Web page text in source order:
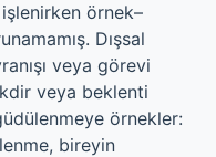
örnek–
Dışsal
veya görevi
veya beklenti
örnekler:
bireyin